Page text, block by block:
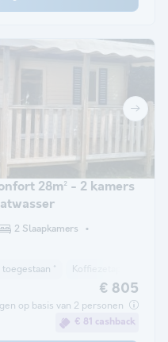
28m² - 2 kamers
2 Slaapkamers
* Koffiezetapparaat
€ 805
op basis van 2 personen
€ 81 cashback